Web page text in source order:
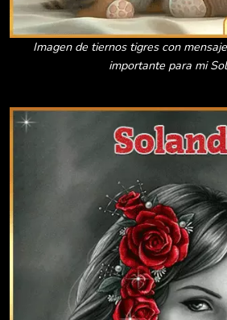
Imagen de tiernos tigres con
importante para mi